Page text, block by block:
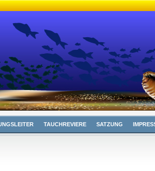
TAUCHREVIERE SATZUNG